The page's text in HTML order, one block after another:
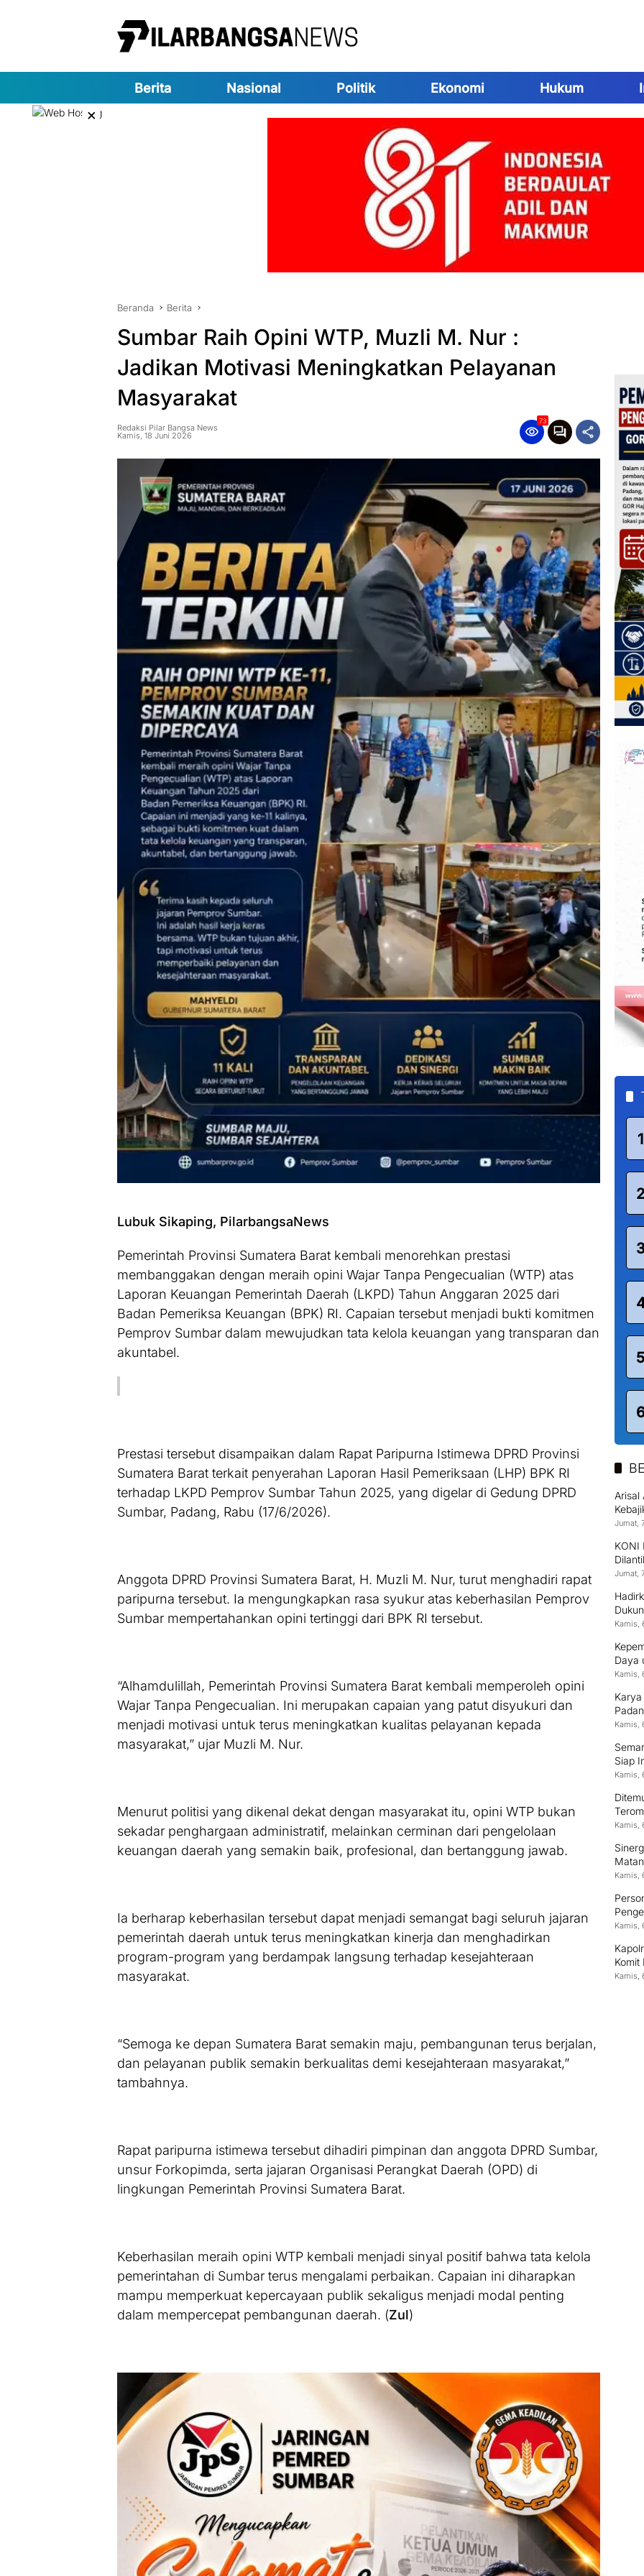
Berita Nasional Politik Ekonomi Hukum
×
Beranda Berita
Sumbar Raih Opini WTP, Muzli M. Nur :
Jadikan Motivasi Meningkatkan Pelayanan
Masyarakat
Redaksi Pilar Bangsa News
Kamis, 18 Juni 2026
73
Lubuk Sikaping, PilarbangsaNews
Pemerintah Provinsi Sumatera Barat kembali menorehkan prestasi
membanggakan dengan meraih opini Wajar Tanpa Pengecualian (WTP) atas
Laporan Keuangan Pemerintah Daerah (LKPD) Tahun Anggaran 2025 dari
Badan Pemeriksa Keuangan (BPK) RI. Capaian tersebut menjadi bukti komitmen
Pemprov Sumbar dalam mewujudkan tata kelola keuangan yang transparan dan
akuntabel.
Prestasi tersebut disampaikan dalam Rapat Paripurna Istimewa DPRD Provinsi
Sumatera Barat terkait penyerahan Laporan Hasil Pemeriksaan (LHP) BPK RI
terhadap LKPD Pemprov Sumbar Tahun 2025, yang digelar di Gedung DPRD
Sumbar, Padang, Rabu (17/6/2026).
Anggota DPRD Provinsi Sumatera Barat, H. Muzli M. Nur, turut menghadiri rapat
paripurna tersebut. Ia mengungkapkan rasa syukur atas keberhasilan Pemprov
Sumbar mempertahankan opini tertinggi dari BPK RI tersebut.
“Alhamdulillah, Pemerintah Provinsi Sumatera Barat kembali memperoleh opini
Wajar Tanpa Pengecualian. Ini merupakan capaian yang patut disyukuri dan
menjadi motivasi untuk terus meningkatkan kualitas pelayanan kepada
masyarakat,” ujar Muzli M. Nur.
Menurut politisi yang dikenal dekat dengan masyarakat itu, opini WTP bukan
sekadar penghargaan administratif, melainkan cerminan dari pengelolaan
keuangan daerah yang semakin baik, profesional, dan bertanggung jawab.
Ia berharap keberhasilan tersebut dapat menjadi semangat bagi seluruh jajaran
pemerintah daerah untuk terus meningkatkan kinerja dan menghadirkan
program-program yang berdampak langsung terhadap kesejahteraan
masyarakat.
“Semoga ke depan Sumatera Barat semakin maju, pembangunan terus berjalan,
dan pelayanan publik semakin berkualitas demi kesejahteraan masyarakat,”
tambahnya.
Rapat paripurna istimewa tersebut dihadiri pimpinan dan anggota DPRD Sumbar,
unsur Forkopimda, serta jajaran Organisasi Perangkat Daerah (OPD) di
lingkungan Pemerintah Provinsi Sumatera Barat.
Keberhasilan meraih opini WTP kembali menjadi sinyal positif bahwa tata kelola
pemerintahan di Sumbar terus mengalami perbaikan. Capaian ini diharapkan
mampu memperkuat kepercayaan publik sekaligus menjadi modal penting
dalam mempercepat pembangunan daerah. (Zul)
1
2
5
Arisal
Jumat,
KONI
Jumat,
Kamis,
Daya
Kamis,
Kamis,
Siap
Kamis,
Kamis,
Kamis,
Kamis,
Komit
Kamis,